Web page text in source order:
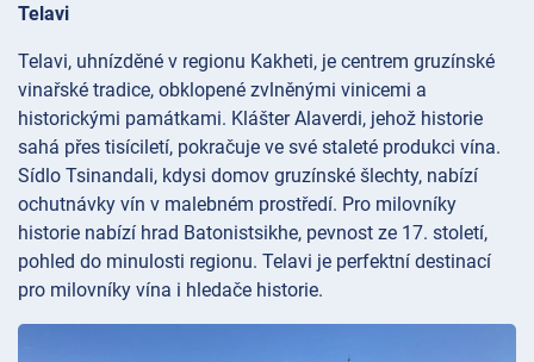
Telavi
Telavi, uhnízděné v regionu Kakheti, je centrem gruzínské
vinařské tradice, obklopené zvlněnými vinicemi a
historickými památkami. Klášter Alaverdi, jehož historie
sahá přes tisíciletí, pokračuje ve své staleté produkci vína.
Sídlo Tsinandali, kdysi domov gruzínské šlechty, nabízí
ochutnávky vín v malebném prostředí. Pro milovníky
historie nabízí hrad Batonistsikhe, pevnost ze 17. století,
pohled do minulosti regionu. Telavi je perfektní destinací
pro milovníky vína i hledače historie.